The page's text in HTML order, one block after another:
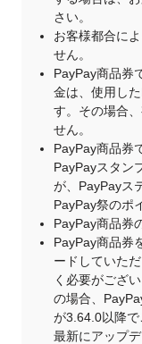
さい。
お客様都合に
せん。
PayPay商品券
金は、使用し
す。その場合
せん。
PayPay商品券
PayPayスタン
が、PayPayス
PayPay祭のポ
PayPay商品券
PayPay商品券
ードしていた
く必要がござ
の場合、
が3.64.0以降
最新にアップ